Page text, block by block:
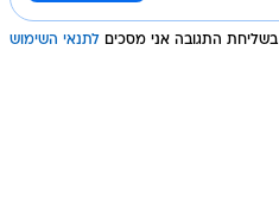
בשליחת התגובה אני מסכים לתנאי השימוש